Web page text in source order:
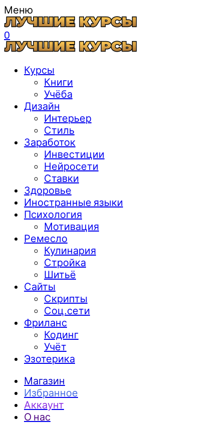
Меню
0
Курсы
Книги
Учёба
Дизайн
Интерьер
Стиль
Заработок
Инвестиции
Нейросети
Ставки
Здоровье
Иностранные языки
Психология
Мотивация
Ремесло
Кулинария
Стройка
Шитьё
Сайты
Скрипты
Соц.сети
Фриланс
Кодинг
Учёт
Эзотерика
Магазин
Избранное
Аккаунт
О нас